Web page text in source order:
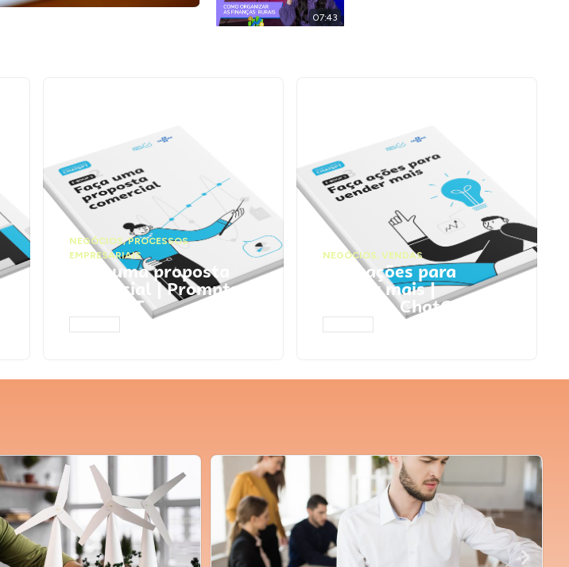
07:43
NEGÓCIOS,PROCESSOS
EMPRESARIAIS
Faça uma proposta
comercial | Prompts
ChatGPT
NEGÓCIOS, VENDAS
Faça ações para
vender mais |
Prompts ChatGPT